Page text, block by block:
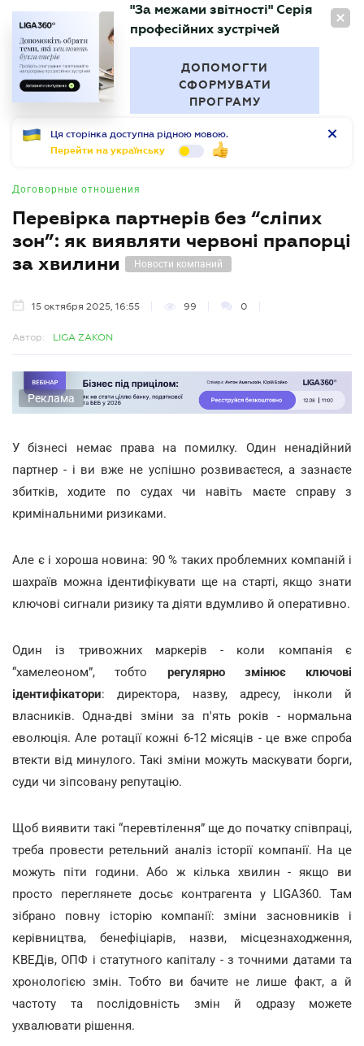
RU
БУХГАЛТЕР
"За межами звітності" Серія
професійних зустрічей
ДОПОМОГТИ
СФОРМУВАТИ
ПРОГРАМУ
Ця сторінка доступна рідною мовою.
Перейти на українську
Договорные отношения
Перевірка партнерів без “сліпих
зон”: як виявляти червоні прапорці
за хвилини
Новости компаний
15 октября 2025, 16:55 99 0
Автор: LIGA ZAKON
Реклама
У бізнесі немає права на помилку. Один ненадійний
партнер - і ви вже не успішно розвиваєтеся, а зазнаєте
збитків, ходите по судах чи навіть маєте справу з
кримінальними ризиками.
Але є і хороша новина: 90 % таких проблемних компаній і
шахраїв можна ідентифікувати ще на старті, якщо знати
ключові сигнали ризику та діяти вдумливо й оперативно.
Один із тривожних маркерів - коли компанія є
“хамелеоном”, тобто регулярно змінює ключові
ідентифікатори: директора, назву, адресу, інколи й
власників. Одна-дві зміни за п'ять років - нормальна
еволюція. Але ротації кожні 6-12 місяців - це вже спроба
втекти від минулого. Такі зміни можуть маскувати борги,
суди чи зіпсовану репутацію.
Щоб виявити такі “перевтілення” ще до початку співпраці,
треба провести ретельний аналіз історії компанії. На це
можуть піти години. Або ж кілька хвилин - якщо ви
просто переглянете досьє контрагента у LIGA360. Там
зібрано повну історію компанії: зміни засновників і
керівництва, бенефіціарів, назви, місцезнаходження,
КВЕДів, ОПФ і статутного капіталу - з точними датами та
хронологією змін. Тобто ви бачите не лише факт, а й
частоту та послідовність змін й одразу можете
ухвалювати рішення.